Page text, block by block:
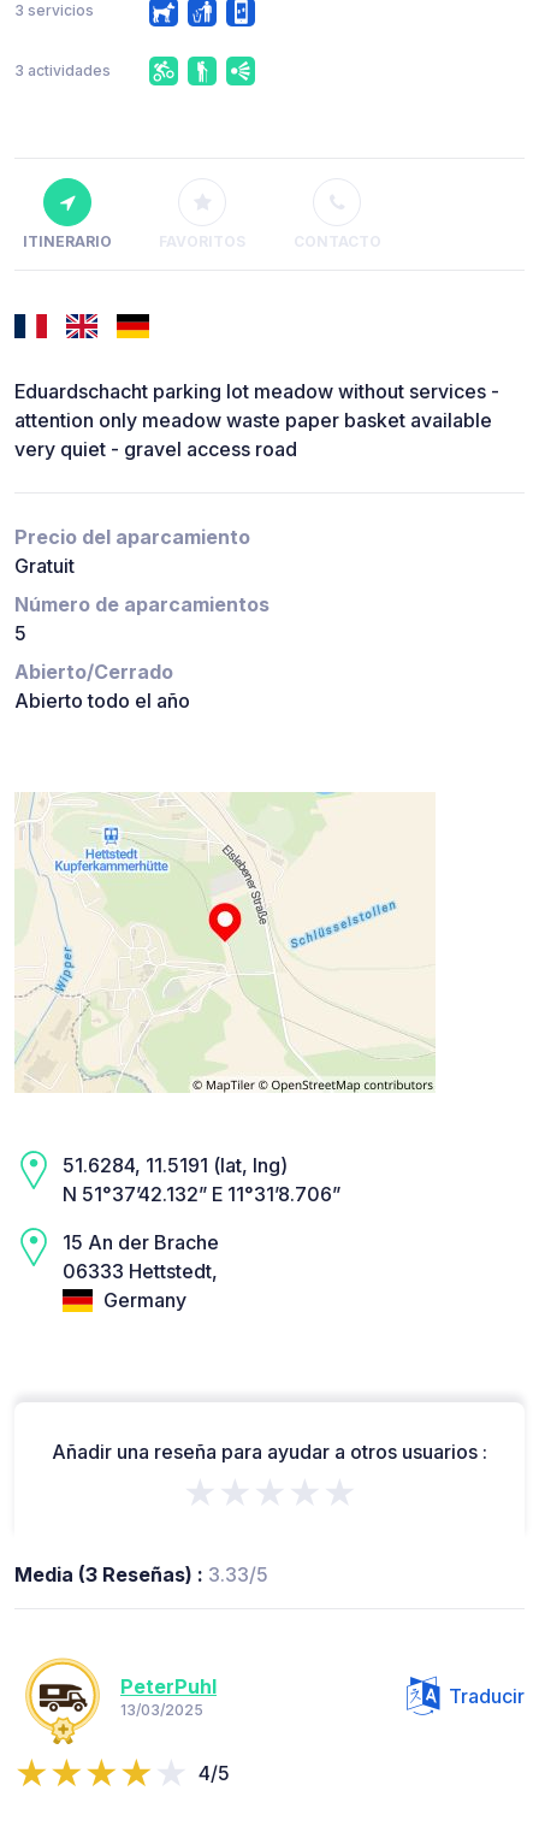
3 servicios
3 actividades
ITINERARIO FAVORITOS CONTACTO
Eduardschacht parking lot meadow without services -
attention only meadow waste paper basket available
very quiet - gravel access road
Precio del aparcamiento
Gratuit
Número de aparcamientos
5
Abierto/Cerrado
Abierto todo el año
51.6284, 11.5191 (lat, lng)
N 51°37’42.132” E 11°31’8.706”
15 An der Brache
06333 Hettstedt,
Germany
Añadir una reseña para ayudar a otros usuarios :
★★★★★
Media (3 Reseñas) : 3.33/5
PeterPuhl
13/03/2025
Traducir
4/5